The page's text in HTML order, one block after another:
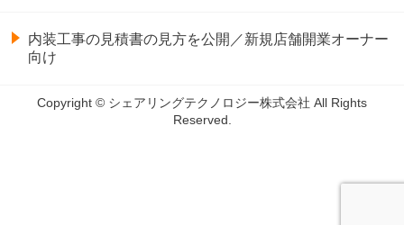
内装工事の見積書の見方を公開／新規店舗開業オーナー
向け
Copyright © シェアリングテクノロジー株式会社 All Rights
Reserved.